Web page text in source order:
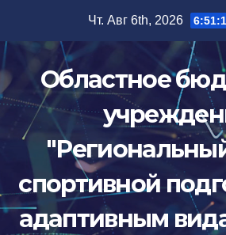
содержимому
Чт. Авг 6th, 2026
Областное
спортивной
адаптивным